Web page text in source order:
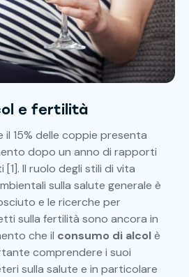
e fertilità
15% delle coppie presenta
dopo un anno di rapporti
Il ruolo degli stili di vita
sulla salute generale è
e le ricerche per
sulla fertilità sono ancora in
che il consumo di alcolè
comprendere i suoi
sulla salute e in particolare